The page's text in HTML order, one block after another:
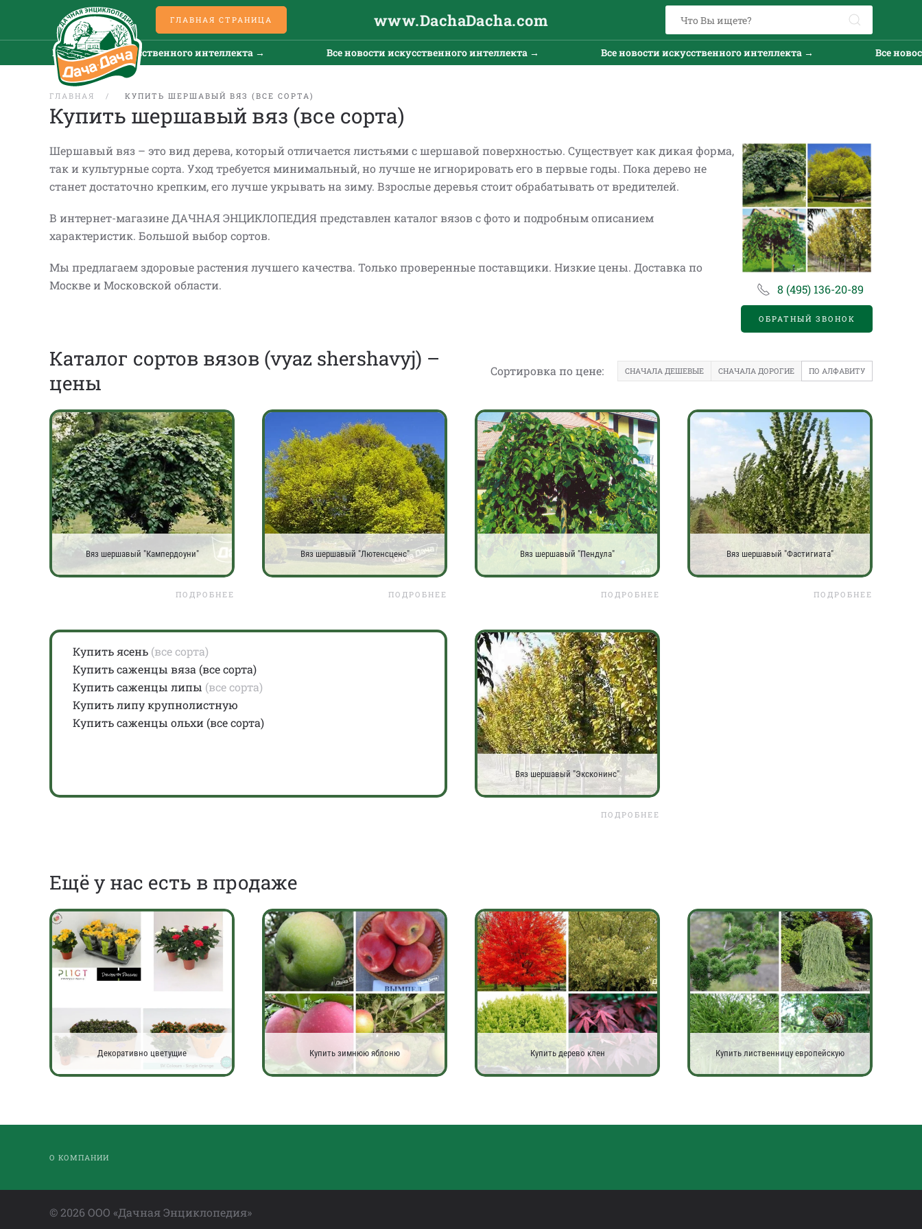
ГЛАВНАЯ СТРАНИЦА www.DachaDacha.com
Все новости искусственного интеллекта → Все новости искусственного интеллекта → Все новости искусственного интеллекта → Все новости
ГЛАВНАЯ КУПИТЬ ШЕРШАВЫЙ ВЯЗ (ВСЕ СОРТА)
Купить шершавый вяз (все сорта)
8 (495) 136-20-89
ОБРАТНЫЙ ЗВОНОК
Шершавый вяз – это вид дерева, который отличается листьями с шершавой поверхностью. Существует как дикая форма,
так и культурные сорта. Уход требуется минимальный, но лучше не игнорировать его в первые годы. Пока дерево не
станет достаточно крепким, его лучше укрывать на зиму. Взрослые деревья стоит обрабатывать от вредителей.
В интернет-магазине ДАЧНАЯ ЭНЦИКЛОПЕДИЯ представлен каталог вязов с фото и подробным описанием
характеристик. Большой выбор сортов.
Мы предлагаем здоровые растения лучшего качества. Только проверенные поставщики. Низкие цены. Доставка по
Москве и Московской области.
Каталог сортов вязов (vyaz shershavyj) –
цены
Сортировка по цене: СНАЧАЛА ДЕШЕВЫЕ СНАЧАЛА ДОРОГИЕ ПО АЛФАВИТУ
Вяз шершавый "Кампердоуни"
ПОДРОБНЕЕ
Вяз шершавый "Лютенсценс"
ПОДРОБНЕЕ
Вяз шершавый "Пендула"
ПОДРОБНЕЕ
Вяз шершавый "Фастигиата"
ПОДРОБНЕЕ
Купить ясень (все сорта)
Купить саженцы вяза (все сорта)
Купить саженцы липы (все сорта)
Купить липу крупнолистную
Купить саженцы ольхи (все сорта)
Вяз шершавый "Эксконинс"
ПОДРОБНЕЕ
Eщё у нас есть в продаже
Декоративно цветущие Купить зимнюю яблоню Купить дерево клен Купить лиственницу европейскую
О КОМПАНИИ
©2026 ООО «Дачная Энциклопедия»